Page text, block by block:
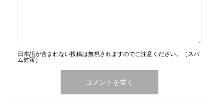
日本語が含まれない投稿は無視されますのでご注意ください。（スパ
ム対策）